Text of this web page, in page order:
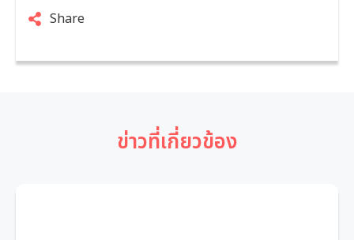
Share
ข่าวที่เกี่ยวข้อง